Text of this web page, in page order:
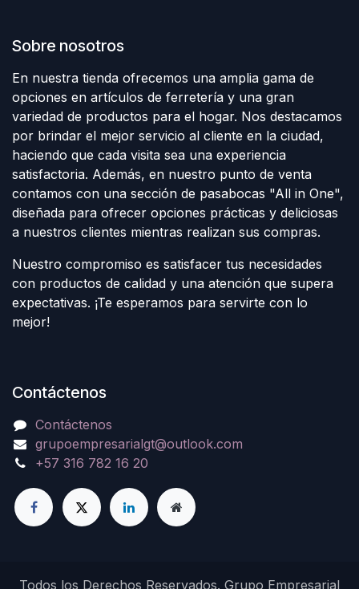
Sobre nosotros
En nuestra tienda ofrecemos una amplia gama de
opciones en artículos de ferretería y una gran
variedad de productos para el hogar. Nos destacamos
por brindar el mejor servicio al cliente en la ciudad,
haciendo que cada visita sea una experiencia
satisfactoria. Además, en nuestro punto de venta
contamos con una sección de pasabocas "All in One",
diseñada para ofrecer opciones prácticas y deliciosas
a nuestros clientes mientras realizan sus compras.
Nuestro compromiso es satisfacer tus necesidades
con productos de calidad y una atención que supera
expectativas. ¡Te esperamos para servirte con lo
mejor!
Contáctenos
Contáctenos
grupoempresarialgt@outlook.com
+57 316 782 16 20
Todos los Derechos Reservados. Grupo Empresarial